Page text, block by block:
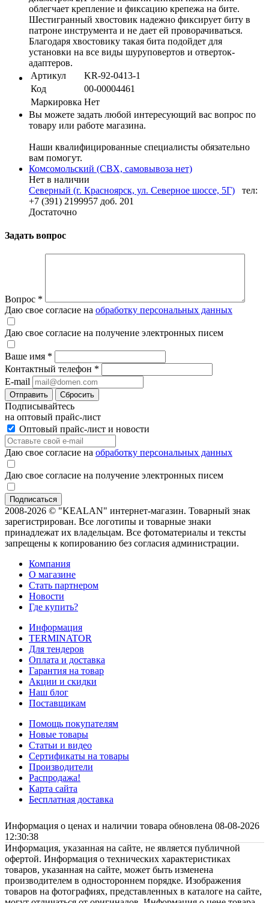
облегчает крепление и фиксацию крепежа на бите.
Шестигранный хвостовик надежно фиксирует биту в
патроне инструмента и не дает ей проворачиваться.
Благодаря хвостовику такая бита подойдет для
установки на все виды шуруповертов и отверток-
адаптеров.
Артикул
KR-92-0413-1
Код
00-00004461
Маркировка Нет
Вы можете задать любой интересующий вас вопрос по
товару или работе магазина.
Наши квалифицированные специалисты обязательно
вам помогут.
Комсомольский (СВХ, самовывоза нет)
Нет в наличии
Северный (г. Красноярск, ул. Северное шоссе, 5Г)
тел:
+7 (391) 2199957 доб. 201
Достаточно
Задать вопрос
Вопрос *
Даю свое согласие на обработку персональных данных
Даю свое согласие на получение электронных писем
Ваше имя *
Контактный телефон *
E-mail
Отправить Сбросить
Подписывайтесь
на оптовый прайс-лист
Оптовый прайс-лист и новости
Даю свое согласие на обработку персональных данных
Даю свое согласие на получение электронных писем
2008-2026 © "KEALAN" интернет-магазин. Товарный знак
зарегистрирован. Все логотипы и товарные знаки
принадлежат их владельцам. Все фотоматериалы и тексты
запрещены к копированию без согласия администрации.
Компания
О магазине
Стать партнером
Новости
Где купить?
Информация
TERMINATOR
Для тендеров
Оплата и доставка
Гарантия на товар
Акции и скидки
Наш блог
Поставщикам
Помощь покупателям
Новые товары
Статьи и видео
Сертификаты на товары
Производители
Распродажа!
Карта сайта
Бесплатная доставка
Информация о ценах и наличии товара обновлена 08-08-2026
12:30:38
Информация, указанная на сайте, не является публичной
офертой. Информация о технических характеристиках
товаров, указанная на сайте, может быть изменена
производителем в одностороннем порядке. Изображения
товаров на фотографиях, представленных в каталоге на сайте,